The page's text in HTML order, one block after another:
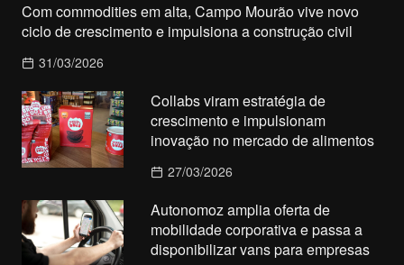
Com commodities em alta, Campo Mourão vive novo
ciclo de crescimento e impulsiona a construção civil
31/03/2026
Collabs viram estratégia de
crescimento e impulsionam
inovação no mercado de alimentos
27/03/2026
Autonomoz amplia oferta de
mobilidade corporativa e passa a
disponibilizar vans para empresas